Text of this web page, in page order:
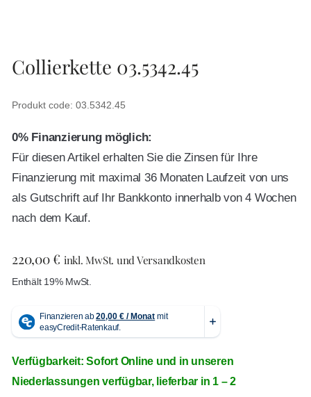
Collierkette 03.5342.45
Produkt code: 03.5342.45
0% Finanzierung möglich:
Für diesen Artikel erhalten Sie die Zinsen für Ihre
Finanzierung mit maximal 36 Monaten Laufzeit von uns
als Gutschrift auf Ihr Bankkonto innerhalb von 4 Wochen
nach dem Kauf.
220,00€ inkl. MwSt. und Versandkosten
Enthält 19% MwSt.
Verfügbarkeit: Sofort Online und in unseren
Niederlassungen verfügbar, lieferbar in 1 – 2